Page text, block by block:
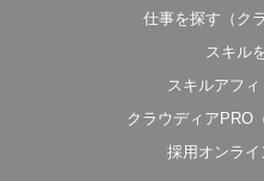
仕事を探す（ク
スキル
スキルアフ
クラウディアPRO
採用オンライ